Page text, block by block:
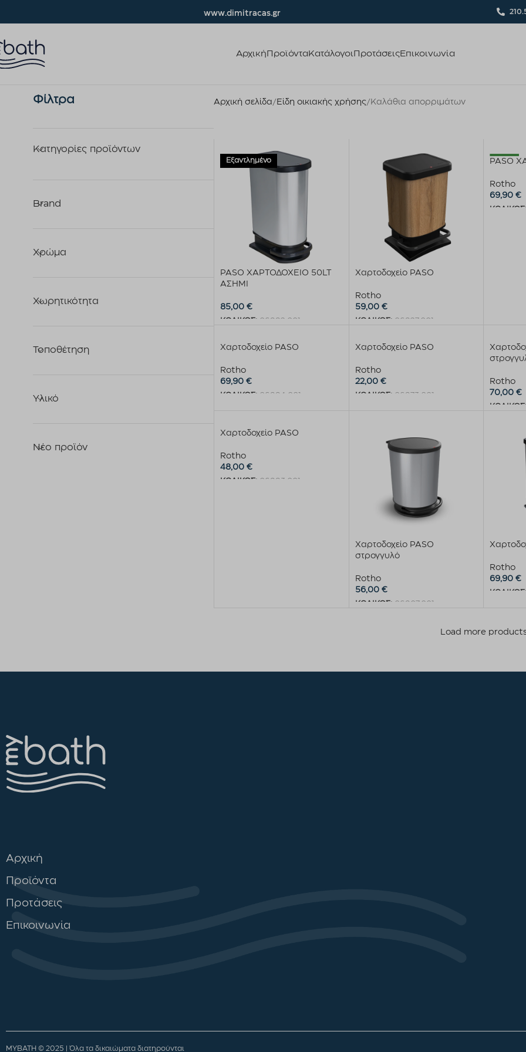
www.dimitracas.gr
Αρχική ΠροϊόνταΚατάλογοι ΠροτάσειςΕπικοινωνία
Φίλτρα
Κατηγορίες προϊόντων
Brand
Χρώμα
Χωρητικότητα
Τοποθέτηση
Υλικό
Νέο προϊόν
Αρχική σελίδα Είδη οικιακής χρήσης Καλάθια απορριμάτων
Εξαντλημένο
PASO ΧΑΡΤΟΔΟΧΕΙΟ 50LT
ΑΣΗΜΙ
85,00 €
ΚΩΔΙΚΟΣ: 06992.001
Χαρτοδοχείο PASO
Rotho
59,00 €
ΚΩΔΙΚΟΣ: 06927.001
New
PASO
Rotho
69,90€
ΚΩΔΙΚΟΣ:
Χαρτοδοχείο PASO
Rotho
69,90 €
ΚΩΔΙΚΟΣ: 06994.001
Χαρτοδοχείο PASO
Rotho
22,00 €
ΚΩΔΙΚΟΣ: 06973.001
Rotho
70,00€
ΚΩΔΙΚΟΣ:
Χαρτοδοχείο PASO
Rotho
48,00 €
ΚΩΔΙΚΟΣ: 06993.001
Χαρτοδοχείο PASO
στρογγυλό
Rotho
56,00 €
ΚΩΔΙΚΟΣ: 06907.001
Rotho
69,90€
ΚΩΔΙΚΟΣ:
Load more
Αρχική
Προϊόντα
Προτάσεις
Επικοινωνία
MYBATH © 2025 | Όλα τα δικαιώματα διατηρούνται